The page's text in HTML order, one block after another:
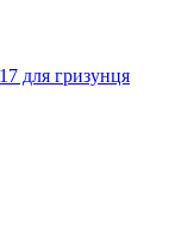
для гризунця